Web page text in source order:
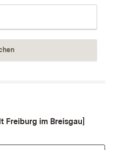
Freiburg im Breisgau]